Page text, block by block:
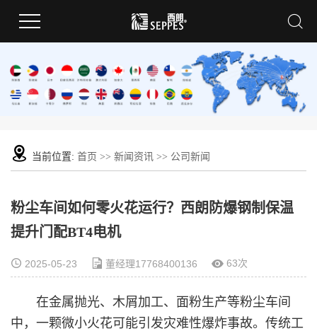
当前位置: 首页 >> 新闻资讯 >> 公司新闻
粉尘车间如何零火花运行？西朗防爆钢制保温
提升门配BT4电机
2025-05-23 董经理17768400136 63次
在金属抛光、木屑加工、面粉生产等粉尘车间
中，一颗微小火花可能引发灾难性爆炸事故。传统工